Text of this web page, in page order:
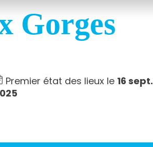
Gorges
Premier état des lieux le 16 sept.